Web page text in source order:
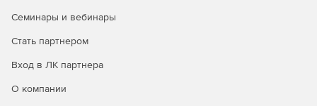
Семинары и вебинары
Стать партнером
Вход в ЛК партнера
О компании